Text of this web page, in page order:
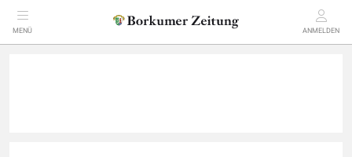
MENÜ ANMELDEN